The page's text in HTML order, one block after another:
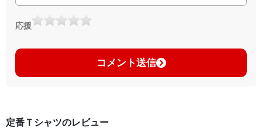
応援
コメント送信
定番Ｔシャツのレビュー